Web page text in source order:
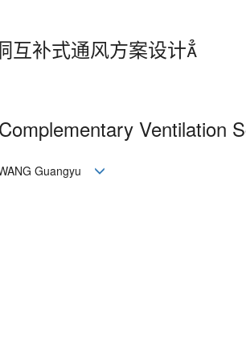
互补式通风方案设计
Ventilation
Guangyu